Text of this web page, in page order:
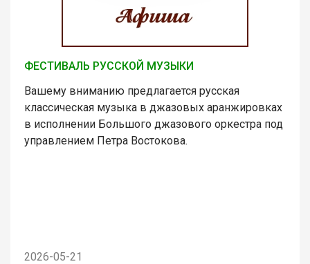
ФЕСТИВАЛЬ РУССКОЙ МУЗЫКИ
Вашему вниманию предлагается русская
классическая музыка в джазовых аранжировках
в исполнении Большого джазового оркестра под
управлением Петра Востокова.
2026-05-21